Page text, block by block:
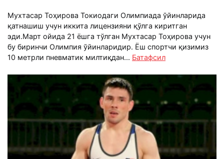
Мухтасар Тоҳирова Токиодаги Олимпиада ўйинларида
қатнашиш учун иккита лицензияни қўлга киритган
эди.Март ойида 21 ёшга тўлган Мухтасар Тоҳирова учун
бу биринчи Олимпия ўйинларидир. Ёш спортчи қизимиз
10 метрли пневматик милтиқдан... Батафсил